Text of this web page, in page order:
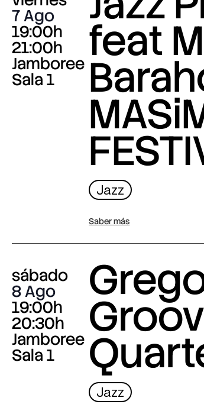
7 Ago
19:00h
21:00h
Jamboree
Sala 1
feat
Jazz
Saber más
sábado
8 Ago
19:00h
20:30h
Jamboree
Sala 1
Jazz